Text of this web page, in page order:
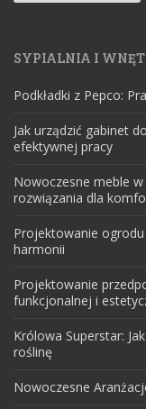
SYPIALNIA I
Podkładki z Pepco:
Jak urządzić gabinet
efektywnej pracy
Nowoczesne meble
rozwiązania dla
Projektowanie
harmonii
Projektowanie
funkcjonalnej i
Królowa Superstar:
roślinę
Nowoczesne